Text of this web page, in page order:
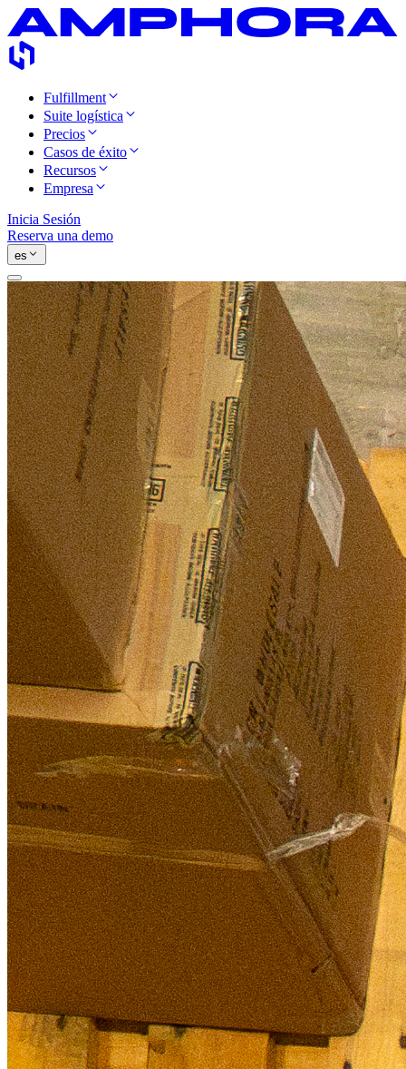
Fulfillment
Suite logística
Precios
Casos de éxito
Recursos
Empresa
Inicia Sesión
Reserva una demo
es